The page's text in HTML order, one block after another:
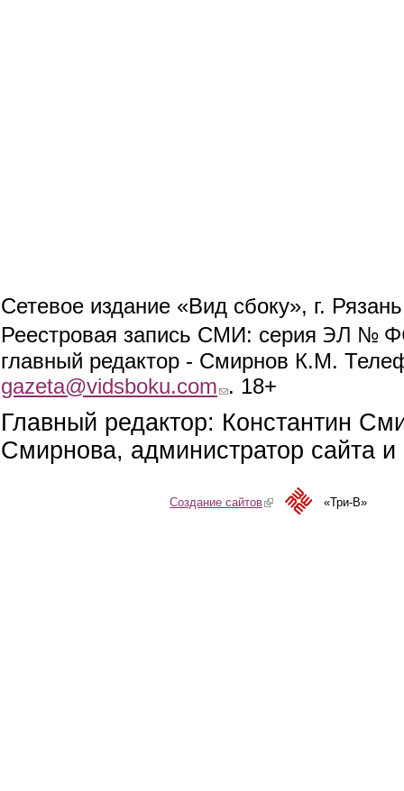
Сетевое издание «Вид сбоку», г.
Реестровая запись СМИ: серия ЭЛ №
главный редактор - Смирнов К.М.
gazeta@vidsboku.com (link sends e-mail)
. 18+
Главный редактор: Константин
Смирнова, администратор сайта
Создание сайтов(link is external)«Три-В»